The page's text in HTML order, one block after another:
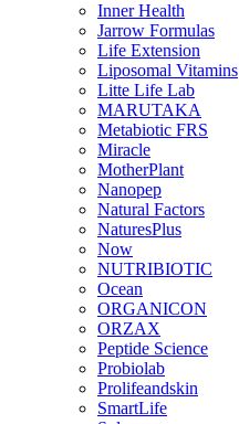
Inner Health
Jarrow Formulas
Life Extension
Liposomal Vitamins
Litte Life Lab
MARUTAKA
Metabiotic FRS
Miracle
MotherPlant
Nanopep
Natural Factors
NaturesPlus
Now
NUTRIBIOTIC
Ocean
ORGANICON
ORZAX
Peptide Science
Probiolab
Prolifeandskin
SmartLife